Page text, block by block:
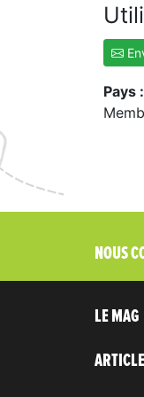
Pays :
NOUS
LE MAG